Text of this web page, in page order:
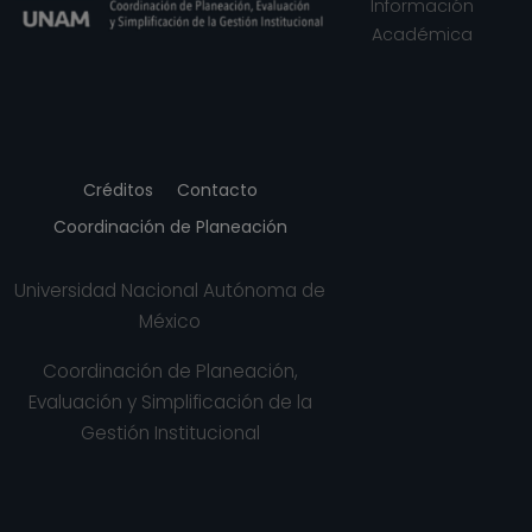
Créditos
Contacto
Coordinación de Planeación
Universidad Nacional Autónoma de
México
Coordinación de Planeación,
Evaluación y Simplificación de la
Gestión Institucional
Información
Académica